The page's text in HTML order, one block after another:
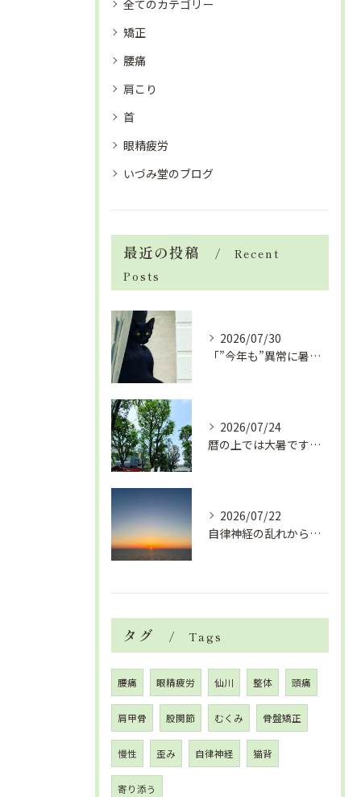
全てのカテゴリー
矯正
腰痛
肩こり
首
眼精疲労
いづみ堂のブログ
最近の投稿
Recent
Posts
2026/07/30
「”今年も”異常に暑い夏」酷暑+冷房＝夏風邪、腰痛、ひざの痛...
2026/07/24
暦の上では大暑です！腰痛や肩こりから来る頭痛
2026/07/22
自律神経の乱れから生活習慣病、血液循環の滞り
タグ Tags
腰痛 眼精疲労 仙川 整体 頭痛
肩甲骨 股関節 むくみ 骨盤矯正
慢性 歪み 自律神経 猫背
寄り添う